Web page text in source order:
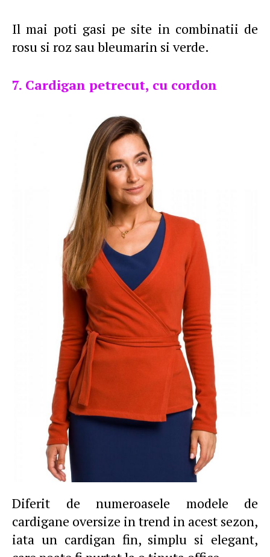
Il mai poti gasi pe site in combinatii de
rosu si roz sau bleumarin si verde.
7. Cardigan petrecut, cu cordon
Diferit de numeroasele modele de
cardigane oversize in trend in acest sezon,
iata un cardigan fin, simplu si elegant,